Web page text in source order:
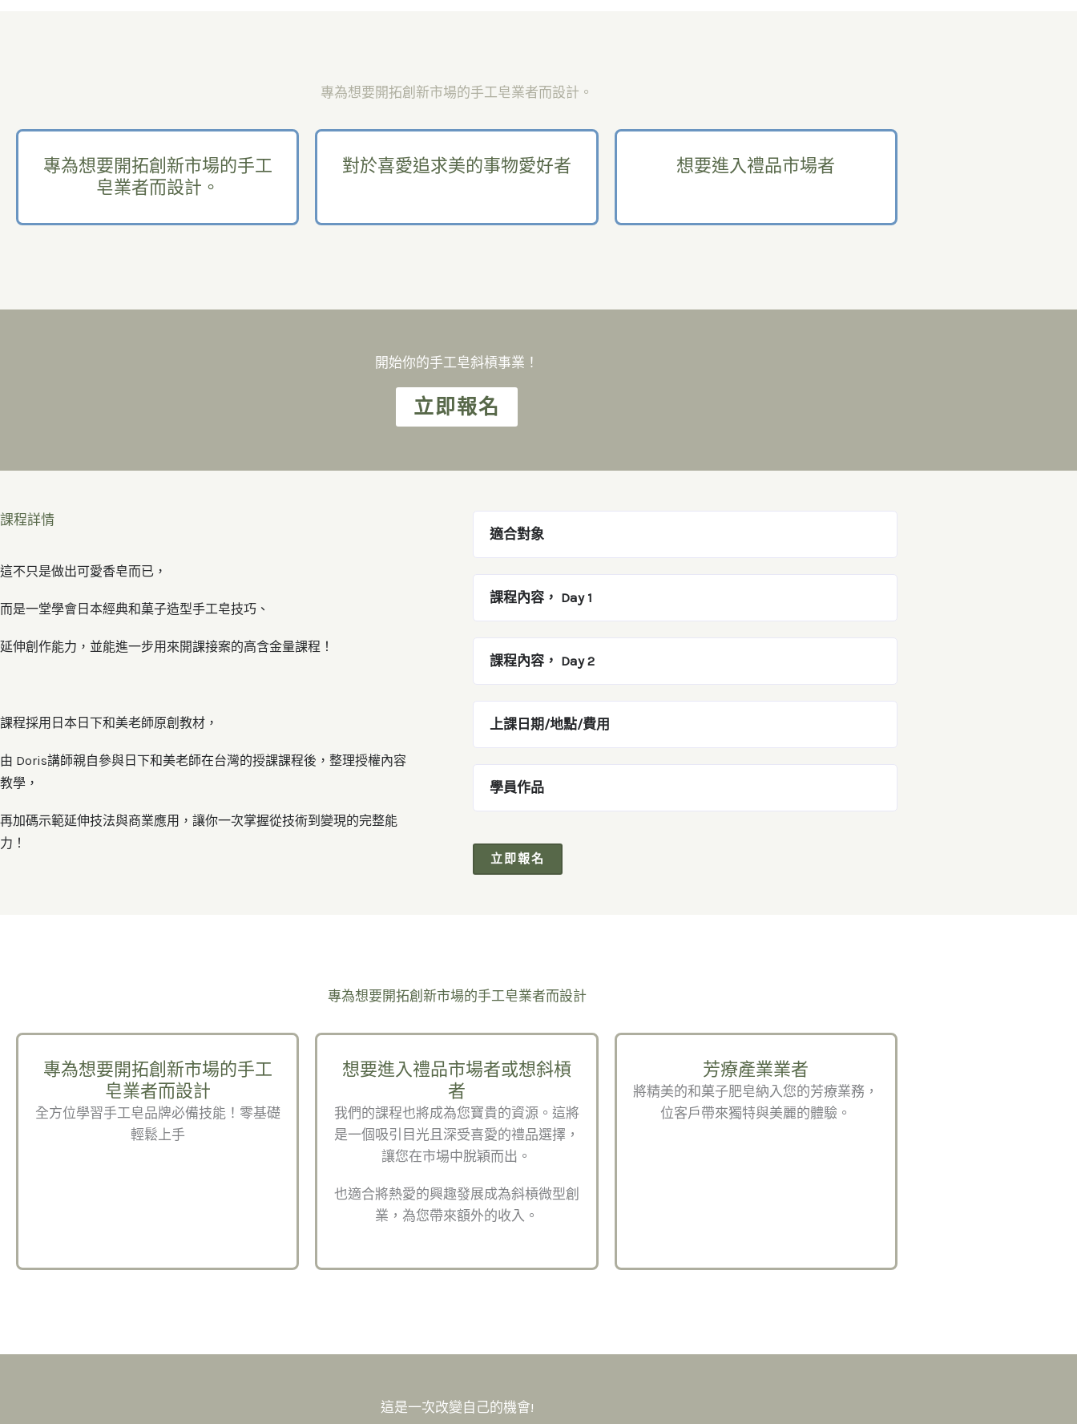
專為想要開拓創新市場的手工皂業者而設計。
專為想要開拓創新市場的手工
皂業者而設計。
對於喜愛追求美的事物愛好者 想要進入禮品市場者
開始你的手工皂斜槓事業！
立即報名
課程詳情
這不只是做出可愛香皂而已，
而是一堂學會日本經典和菓子造型手工皂技巧、
延伸創作能力，並能進一步用來開課接案的高含金量課程！
課程採用日本日下和美老師原創教材，
由 Doris講師親自參與日下和美老師在台灣的授課課程後，整理授權內容
教學，
再加碼示範延伸技法與商業應用，讓你一次掌握從技術到變現的完整能
力！
適合對象
課程內容， Day 1
課程內容， Day 2
上課日期/地點/費用
學員作品
立即報名
專為想要開拓創新市場的手工皂業者而設計
專為想要開拓創新市場的手工
皂業者而設計
全方位學習手工皂品牌必備技能！零基礎
輕鬆上手
想要進入禮品市場者或想斜槓
者
我們的課程也將成為您寶貴的資源。這將
是一個吸引目光且深受喜愛的禮品選擇，
讓您在市場中脫穎而出。
也適合將熱愛的興趣發展成為斜槓微型創
業，為您帶來額外的收入。
芳療產業業者
將精美的和菓子肥皂納入您的芳療業務，
位客戶帶來獨特與美麗的體驗。
這是一次改變自己的機會!